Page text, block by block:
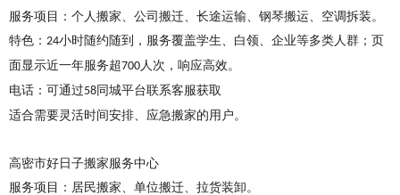
服务项目 ‌：个人搬家、公司搬迁、长途运输、钢琴搬运、空调拆装。
特色 ‌： 24小时随约随到，服务覆盖学生、白领、企业等多类人群；页
面显示近一年服务超700人次，响应高效。
电话 ‌：可通过58 同城平台联系客服获取
适合需要灵活时间安排、应急搬家的用户。
高密市好日子搬家服务中心
服务项目 ‌：居民搬家、单位搬迁、拉货装卸。